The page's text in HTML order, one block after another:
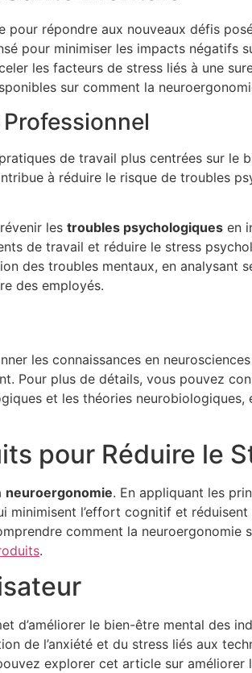
pour répondre aux nouveaux défis
pour minimiser les impacts négatifs
les facteurs de stress liés à une
sur comment la
de travail plus centrées sur le
à réduire le risque de troubles
les troubles psychologiques en
de travail et réduire le stress
des troubles mentaux, en analysant
des employés.
les connaissances en
Pour plus de détails, vous pouvez
et les théories neurobiologiques,
pour Réduire le
neuroergonomie. En appliquant les
l’effort cognitif et
comment la neuroergonomie
.
d’améliorer le bien-être mental des
de l’anxiété et du stress liés aux
explorer cet article sur améliorer